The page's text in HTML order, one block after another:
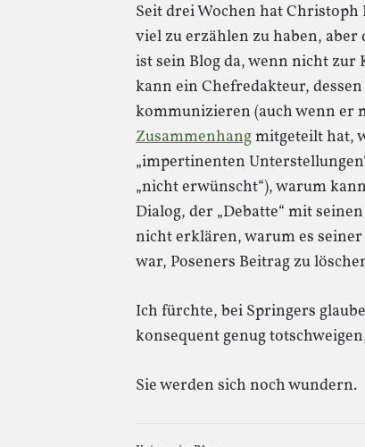
Seit drei Wochen hat Christoph
viel zu erzählen zu haben, aber
ist sein Blog da, wenn nicht
kann ein Chefredakteur,
kommunizieren (auch wenn er
Zusammenhangmitgeteilt hat,
„impertinenten
„nicht erwünscht“), warum
Dialog, der „Debatte“ mit
nicht erklären, warum es
war, Poseners Beitrag zu
Ich fürchte, bei Springers
konsequent genug
Sie werden sich noch wundern.